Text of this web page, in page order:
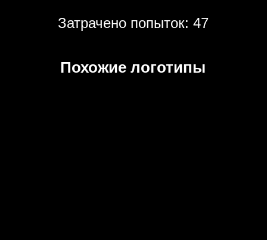
Затрачено попыток: 47
Похожие логотипы